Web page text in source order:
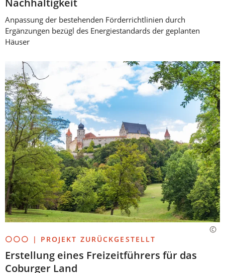
Nachhaltigkeit
Anpassung der bestehenden Förderrichtlinien durch
Ergänzungen bezügl des Energiestandards der geplanten
Häuser
⚪⚪⚪ | PROJEKT ZURÜCKGESTELLT
Erstellung eines Freizeitführers für das
Coburger Land